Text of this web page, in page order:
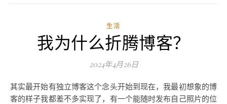
生活
我为什么折腾博客？
2024年4月26日
其实最开始有独立博客这个念头开始到现在，我最初想象的博
客的样子我都差不多实现了，有一个能随时发布自己照片的位